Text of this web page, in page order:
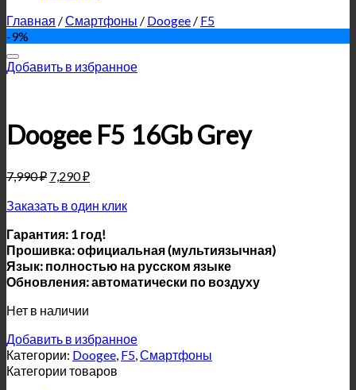
Главная /Смартфоны / Doogee / F5
-9%
Добавить в избранное
Doogee F5 16Gb Grey
7,990₽ 7,290₽
Заказать в один клик
Гарантия: 1 год!
Прошивка: официальная (мультиязычная)
Язык: полностью на русском языке
Обновления: автоматически по воздуху
Нет в наличии
Добавить в избранное
Категории: Doogee, F5,Смартфоны
Категории товаров